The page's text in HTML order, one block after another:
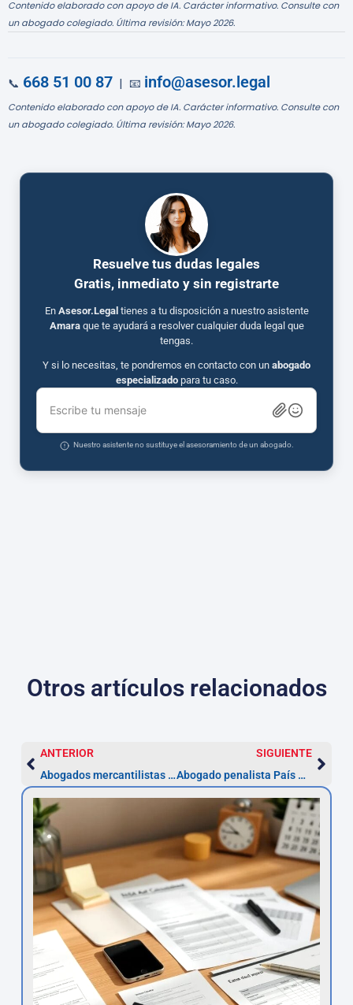
Contenido elaborado con apoyo de IA. Carácter informativo. Consulte con
un abogado colegiado. Última revisión: Mayo 2026.
📞 668 51 00 87 | 📧 info@asesor.legal
Contenido elaborado con apoyo de IA. Carácter informativo. Consulte con
un abogado colegiado. Última revisión: Mayo 2026.
Resuelve tus dudas legales
Gratis, inmediato y sin registrarte
En Asesor.Legal tienes a tu disposición a nuestro asistente
Amaraque te ayudará a resolver cualquier duda legal que
tengas.
Y si lo necesitas, te pondremos en contacto con un abogado
especializadopara tu caso.
Escribe tu mensaje
Nuestro asistente no sustituye el asesoramiento de un abogado.
Otros artículos relacionados
ANTERIOR
Abogados mercantilistas en Pontevedra — constitución 2-4 semanas
SIGUIENTE
Abogado penalista País Vasco — defensa urgente en 72 horas